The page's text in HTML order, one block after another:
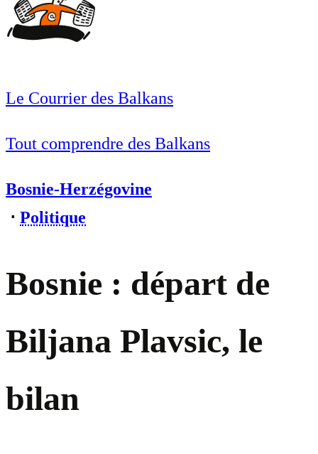
Le Courrier des Balkans
Tout comprendre des Balkans
Bosnie-Herzégovine
⋅ Politique
Bosnie : départ de
Biljana Plavsic, le
bilan